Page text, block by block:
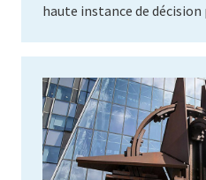
haute instance de